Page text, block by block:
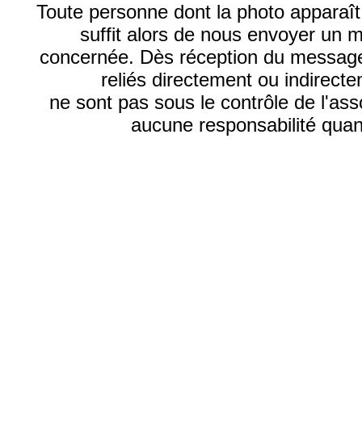
Toute personne dont la photo
suffit alors de nous envoyer un
concernée. Dès réception du
reliés directement ou
ne sont pas sous le contrôle de
aucune responsabilité